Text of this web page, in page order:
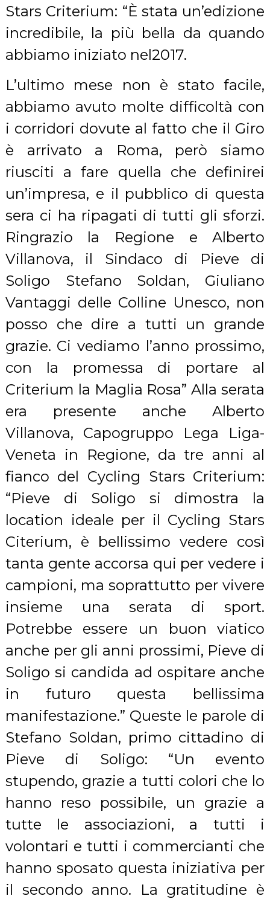
Stars Criterium: “È stata un’edizione
incredibile, la più bella da quando
abbiamo iniziato nel2017.
L’ultimo mese non è stato facile,
abbiamo avuto molte difficoltà con
i corridori dovute al fatto che il Giro
è arrivato a Roma, però siamo
riusciti a fare quella che definirei
un’impresa, e il pubblico di questa
sera ci ha ripagati di tutti gli sforzi.
Ringrazio la Regione e Alberto
Villanova, il Sindaco di Pieve di
Soligo Stefano Soldan, Giuliano
Vantaggi delle Colline Unesco, non
posso che dire a tutti un grande
grazie. Ci vediamo l’anno prossimo,
con la promessa di portare al
Criterium la Maglia Rosa” Alla serata
era presente anche Alberto
Villanova, Capogruppo Lega Liga-
Veneta in Regione, da tre anni al
fianco del Cycling Stars Criterium:
“Pieve di Soligo si dimostra la
location ideale per il Cycling Stars
Citerium, è bellissimo vedere così
tanta gente accorsa qui per vedere i
campioni, ma soprattutto per vivere
insieme una serata di sport.
Potrebbe essere un buon viatico
anche per gli anni prossimi, Pieve di
Soligo si candida ad ospitare anche
in futuro questa bellissima
manifestazione.” Queste le parole di
Stefano Soldan, primo cittadino di
Pieve di Soligo: “Un evento
stupendo, grazie a tutti colori che lo
hanno reso possibile, un grazie a
tutte le associazioni, a tutti i
volontari e tutti i commercianti che
hanno sposato questa iniziativa per
il secondo anno. La gratitudine è